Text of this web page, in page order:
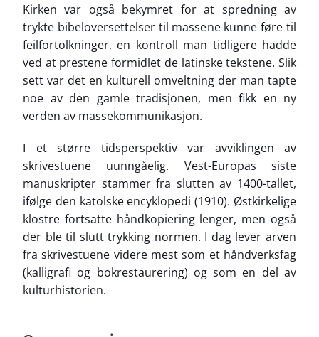
Kirken var også bekymret for at spredning av
trykte bibeloversettelser til massene kunne føre til
feilfortolkninger, en kontroll man tidligere hadde
ved at prestene formidlet de latinske tekstene. Slik
sett var det en kulturell omveltning der man tapte
noe av den gamle tradisjonen, men fikk en ny
verden av massekommunikasjon.
I et større tidsperspektiv var avviklingen av
skrivestuene uunngåelig. Vest-Europas siste
manuskripter stammer fra slutten av 1400-tallet,
ifølge den katolske encyklopedi (1910). Østkirkelige
klostre fortsatte håndkopiering lenger, men også
der ble til slutt trykking normen. I dag lever arven
fra skrivestuene videre mest som et håndverksfag
(kalligrafi og bokrestaurering) og som en del av
kulturhistorien.